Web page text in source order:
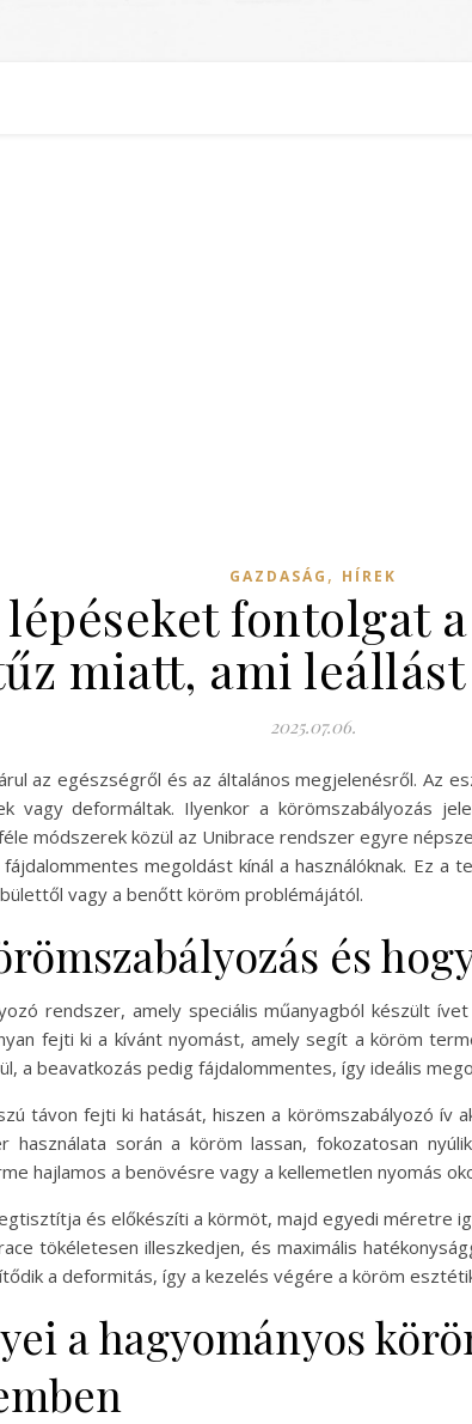
GAZDASÁG , HÍREK
fontolgat
miatt, ami
2025.07.06.
az egészségről és az általános megjelenésről. Az
vagy deformáltak. Ilyenkor a körömszabályozás
módszerek közül az Unibrace rendszer egyre
megoldást kínál a használóknak. Ez a
vagy a benőtt köröm problémájától.
és
rendszer, amely speciális műanyagból készült
fejti ki a kívánt nyomást, amely segít a köröm
a beavatkozás pedig fájdalommentes, így ideális
távon fejti ki hatását, hiszen a körömszabályozó ív
használata során a köröm lassan, fokozatosan
hajlamos a benövésre vagy a kellemetlen nyomás
és előkészíti a körmöt, majd egyedi méretre
tökéletesen illeszkedjen, és maximális
a deformitás, így a kezelés végére a köröm
a hagyományos